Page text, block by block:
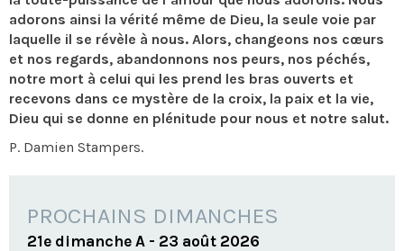
adorons ainsi la vérité même de Dieu, la seule voie par
laquelle il se révèle à nous. Alors, changeons nos cœurs
et nos regards, abandonnons nos peurs, nos péchés,
notre mort à celui qui les prend les bras ouverts et
recevons dans ce mystère de la croix, la paix et la vie,
Dieu qui se donne en plénitude pour nous et notre salut.
P. Damien Stampers.
PROCHAINS DIMANCHES
21e dimanche A - 23 août 2026